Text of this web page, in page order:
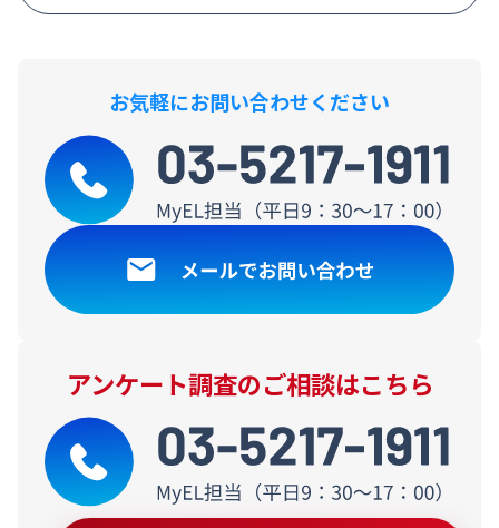
お気軽にお問い合わせください
アンケート調査のご相談はこちら